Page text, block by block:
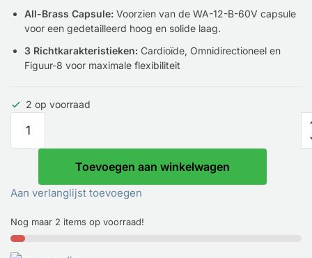
All-Brass Capsule: Voorzien van de WA-12-B-60V capsule
voor een gedetailleerd hoog en solide laag.
3 Richtkarakteristieken: Cardioïde, Omnidirectioneel en
Figuur-8 voor maximale flexibiliteit
2 op voorraad
Toevoegen aan winkelwagen
Aan verlanglijst toevoegen
Nog maar 2 items op voorraad!